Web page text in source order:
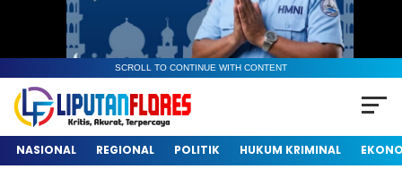
SCROLL TO CONTINUE WITH CONTENT
NASIONAL REGIONAL POLITIK HUKUM KRIMINAL